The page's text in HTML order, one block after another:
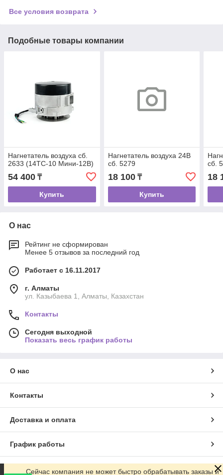
Все условия возврата
Подобные товары компании
Нагнетатель воздуха сб.
2633 (14ТС-10 Мини-12В)
54 400 ₸
Купить
Нагнетатель воздуха 24В
сб. 5279
18 100₸
Купить
сб.
18
О нас
Рейтинг не сформирован
Менее 5 отзывов за последний год
Работает с 16.11.2017
г. Алматы
ул. Казыбаева 1, Алматы, Казахстан
Контакты
Сегодня выходной
Показать весь график работы
О нас
Контакты
Доставка и оплата
График работы
Полная версия сайта
Сейчас компания не может быстро обрабатывать заказы и